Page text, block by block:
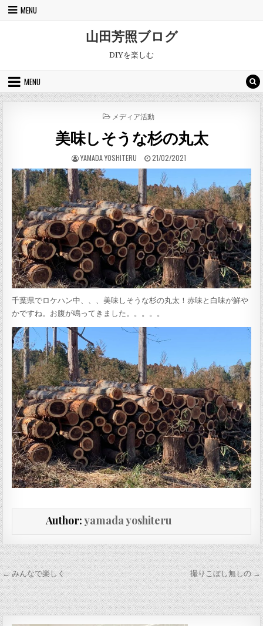
Skip to content
MENU
山田芳照ブログ
DIYを楽しむ
MENU
POSTED IN
メディア活動
美味しそうな杉の丸太
AUTHOR:
YAMADA YOSHITERU PUBLISHED DATE:
21/02/2021
千葉県でロケハン中、、、美味しそうな杉の丸太！赤味と白味が鮮や
かですね。お腹が鳴ってきました。。。。。
Author:yamada yoshiteru
投稿ナビゲーション
← みんなで楽しく 撮りこぼし無しの →